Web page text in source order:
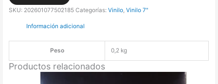
-
The
Stealer
SKU: 202601077502185 Categorías:Vinilo,Vinilo 7"
Información adicional
Peso 0,2 kg
Productos relacionados